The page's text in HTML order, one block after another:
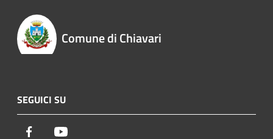
Comune di Chiavari
SEGUICI SU
Facebook